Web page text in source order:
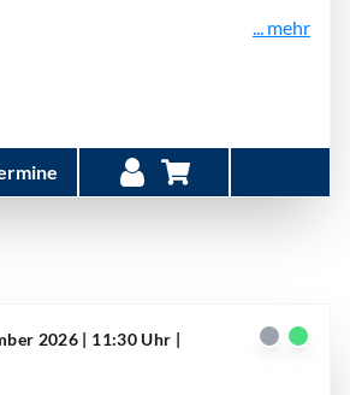
... mehr
2026 | 11:30 Uhr |